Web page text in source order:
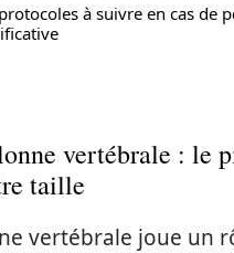
à suivre en cas de
vertébrale : le
taille
vertébrale joue un